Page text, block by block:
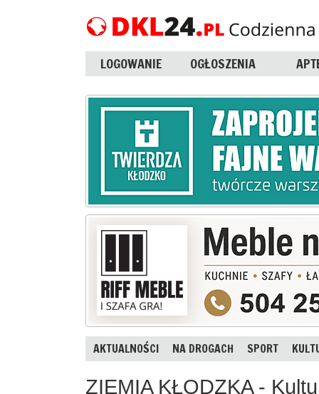
LOGOWANIE OGŁOSZENIA
AKTUALNOŚCI NA DROGACH SPORT
ZIEMIA KŁODZKA -